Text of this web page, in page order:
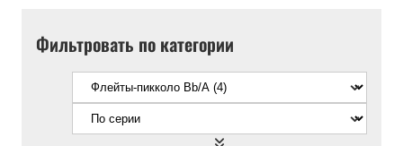
Фильтровать по категории